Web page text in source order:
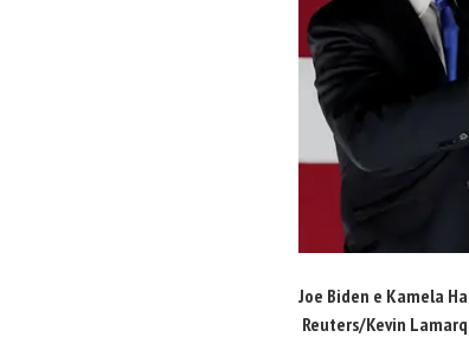
Joe Biden e Kamela
Reuters/Kevin